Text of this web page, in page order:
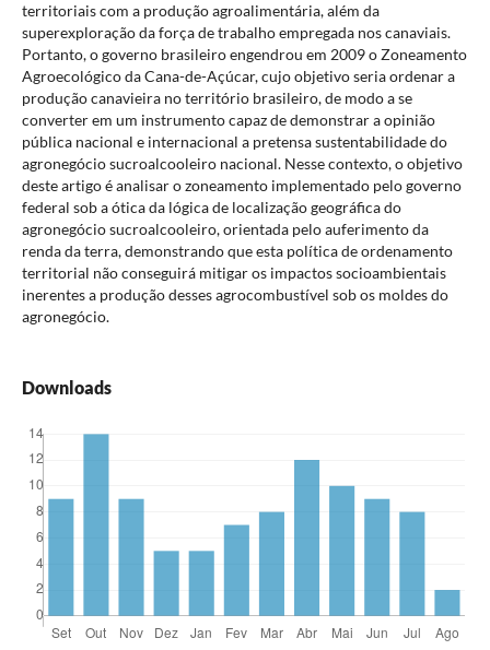
territoriais com a produção agroalimentária, além da
superexploração da força de trabalho empregada nos canaviais.
Portanto, o governo brasileiro engendrou em 2009 o Zoneamento
Agroecológico da Cana-de-Açúcar, cujo objetivo seria ordenar a
produção canavieira no território brasileiro, de modo a se
converter em um instrumento capaz de demonstrar a opinião
pública nacional e internacional a pretensa sustentabilidade do
agronegócio sucroalcooleiro nacional. Nesse contexto, o objetivo
deste artigo é analisar o zoneamento implementado pelo governo
federal sob a ótica da lógica de localização geográfica do
agronegócio sucroalcooleiro, orientada pelo auferimento da
renda da terra, demonstrando que esta política de ordenamento
territorial não conseguirá mitigar os impactos socioambientais
inerentes a produção desses agrocombustível sob os moldes do
agronegócio.
Downloads